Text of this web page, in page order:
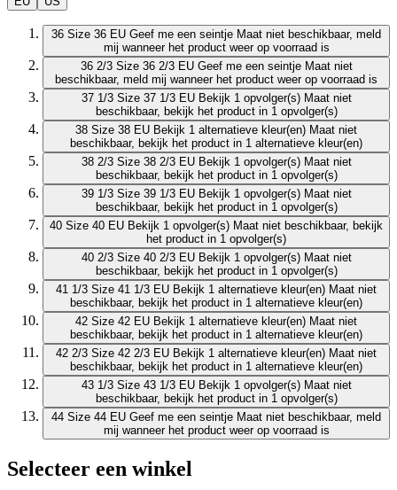
36 Size 36 EU Geef me een seintje Maat niet beschikbaar, meld
mij wanneer het product weer op voorraad is
36 2/3 Size 36 2/3 EU Geef me een seintje Maat niet
beschikbaar, meld mij wanneer het product weer op voorraad is
37 1/3 Size 37 1/3 EU Bekijk 1 opvolger(s) Maat niet
beschikbaar, bekijk het product in 1 opvolger(s)
38 Size 38 EU Bekijk 1 alternatieve kleur(en) Maat niet
beschikbaar, bekijk het product in 1 alternatieve kleur(en)
38 2/3 Size 38 2/3 EU Bekijk 1 opvolger(s) Maat niet
beschikbaar, bekijk het product in 1 opvolger(s)
39 1/3 Size 39 1/3 EU Bekijk 1 opvolger(s) Maat niet
beschikbaar, bekijk het product in 1 opvolger(s)
40 Size 40 EU Bekijk 1 opvolger(s) Maat niet beschikbaar, bekijk
het product in 1 opvolger(s)
40 2/3 Size 40 2/3 EU Bekijk 1 opvolger(s) Maat niet
beschikbaar, bekijk het product in 1 opvolger(s)
41 1/3 Size 41 1/3 EU Bekijk 1 alternatieve kleur(en) Maat niet
beschikbaar, bekijk het product in 1 alternatieve kleur(en)
42 Size 42 EU Bekijk 1 alternatieve kleur(en) Maat niet
beschikbaar, bekijk het product in 1 alternatieve kleur(en)
42 2/3 Size 42 2/3 EU Bekijk 1 alternatieve kleur(en) Maat niet
beschikbaar, bekijk het product in 1 alternatieve kleur(en)
43 1/3 Size 43 1/3 EU Bekijk 1 opvolger(s) Maat niet
beschikbaar, bekijk het product in 1 opvolger(s)
44 Size 44 EU Geef me een seintje Maat niet beschikbaar, meld
mij wanneer het product weer op voorraad is
Selecteer een winkel